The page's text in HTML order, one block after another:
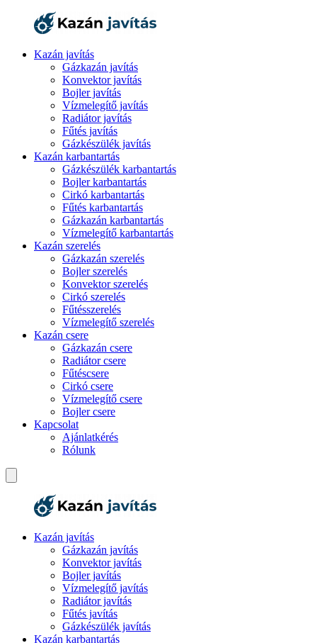
Kazán javítás
Gázkazán javítás
Konvektor javítás
Bojler javítás
Vízmelegítő javítás
Radiátor javítás
Fűtés javítás
Gázkészülék javítás
Kazán karbantartás
Gázkészülék karbantartás
Bojler karbantartás
Cirkó karbantartás
Fűtés karbantartás
Gázkazán karbantartás
Vízmelegítő karbantartás
Kazán szerelés
Gázkazán szerelés
Bojler szerelés
Konvektor szerelés
Cirkó szerelés
Fűtésszerelés
Vízmelegítő szerelés
Kazán csere
Gázkazán csere
Radiátor csere
Fűtéscsere
Cirkó csere
Vízmelegítő csere
Bojler csere
Kapcsolat
Ajánlatkérés
Rólunk
Kazán javítás
Gázkazán javítás
Konvektor javítás
Bojler javítás
Vízmelegítő javítás
Radiátor javítás
Fűtés javítás
Gázkészülék javítás
Kazán karbantartás